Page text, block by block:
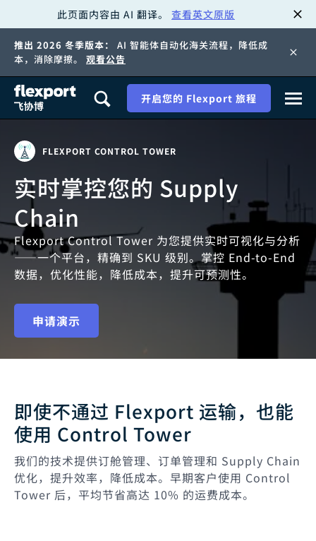
此页面内容由 AI 翻译。 查看英文原版
推出 2026 冬季版本： AI 智能体自动化海关流程，降低成
本，消除摩擦。
观看公告
开启您的 Flexport 旅程
FLEXPORT CONTROL TOWER
实时掌控您的 Supply
Chain
Flexport Control Tower 为您提供实时可视化与分析
——一个平台，精确到 SKU 级别。掌控 End-to-End
数据，优化性能，降低成本，提升可预测性。
申请演示
即使不通过 Flexport 运输，也能
使用 Control Tower
我们的技术提供订舱管理、订单管理和 Supply Chain
优化，提升效率，降低成本。早期客户使用 Control
Tower 后，平均节省高达 10% 的运费成本。